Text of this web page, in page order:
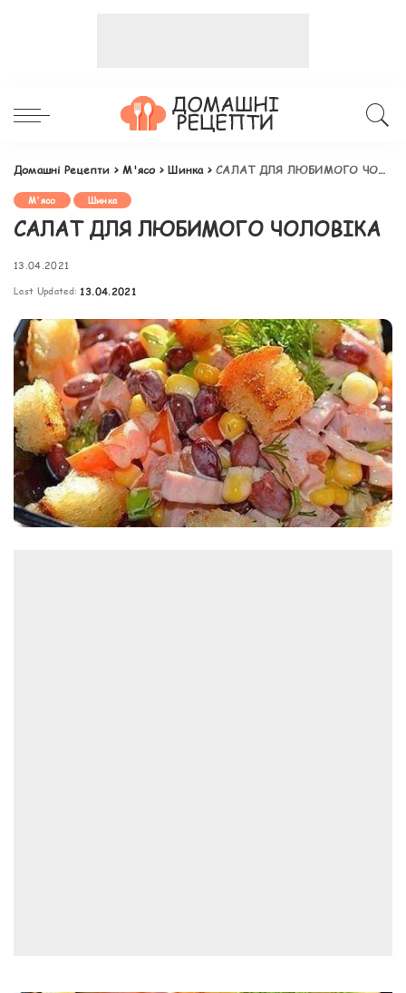
Домашні Рецепти >М'ясо>Шинка>САЛАТ ДЛЯ ЛЮБИМОГО ЧОЛОВІКА
М'ясо Шинка
САЛАТ ДЛЯ ЛЮБИМОГО ЧОЛОВІКА
13.04.2021
Last Updated: 13.04.2021